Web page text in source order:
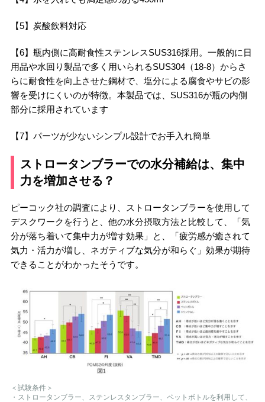
【5】炭酸飲料対応
【6】瓶内側に高耐食性ステンレスSUS316採用。一般的に日
用品や水回り製品で多く用いられるSUS304（18-8）からさ
らに耐食性を向上させた鋼材で、塩分による腐食やサビの影
響を受けにくいのが特徴。本製品では、SUS316が瓶の内側
部分に採用されています
【7】パーツが少ないシンプル設計でお手入れ簡単
ストロータンブラーでの水分補給は、集中
力を増加させる？
ピーコック社の調査により、ストロータンブラーを使用して
デスクワークを行うと、他の水分摂取方法と比較して、「気
分が落ち着いて集中力が増す効果」と、「疲労感が癒されて
気力・活力が増し、ネガティブな気分が和らぐ」効果が期待
できることがわかったそうです。
＜試験条件＞
・ストロータンブラー、ステンレスタンブラー、ペットボトルを利用して、